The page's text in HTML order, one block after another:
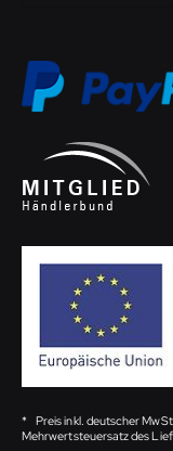
* Preis inkl. deutscher
Mehrwertsteuersatz des